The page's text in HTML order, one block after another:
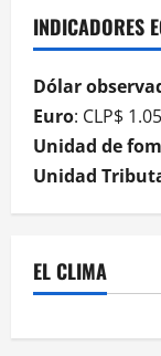
INDICADORES
Dólar
Euro: CLP$
Unidad de
Unidad
EL CLIMA